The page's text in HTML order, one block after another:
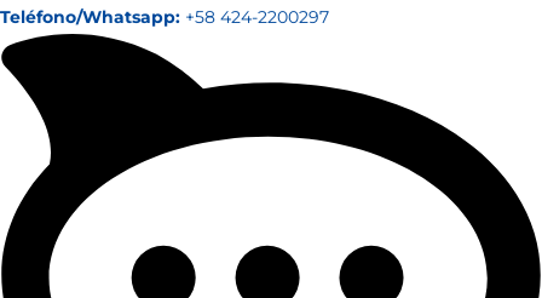
Teléfono/Whatsapp: +58 424-2200297